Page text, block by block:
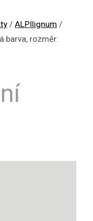
/ ALPIlignum /
barva, rozměr: